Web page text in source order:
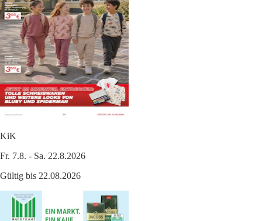
KiK
Fr. 7.8. - Sa. 22.8.2026
Gültig bis 22.08.2026